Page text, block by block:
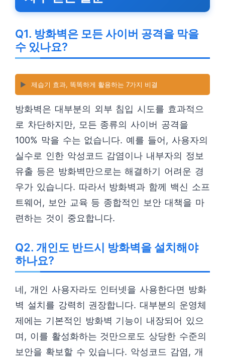
Q1. 방화벽은 모든 사이버 공격을 막을
수 있나요?
▶️ 제습기 효과, 똑똑하게 활용하는 7가지 비결
방화벽은 대부분의 외부 침입 시도를 효과적으
로 차단하지만, 모든 종류의 사이버 공격을
100% 막을 수는 없습니다. 예를 들어, 사용자의
실수로 인한 악성코드 감염이나 내부자의 정보
유출 등은 방화벽만으로는 해결하기 어려운 경
우가 있습니다. 따라서 방화벽과 함께 백신 소프
트웨어, 보안 교육 등 종합적인 보안 대책을 마
련하는 것이 중요합니다.
Q2. 개인도 반드시 방화벽을 설치해야
하나요?
네, 개인 사용자라도 인터넷을 사용한다면 방화
벽 설치를 강력히 권장합니다. 대부분의 운영체
제에는 기본적인 방화벽 기능이 내장되어 있으
며, 이를 활성화하는 것만으로도 상당한 수준의
보안을 확보할 수 있습니다. 악성코드 감염, 개